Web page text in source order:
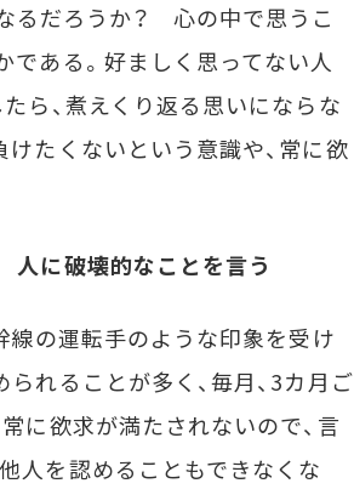
るだろうか？ 心の中で思うこ
である。好ましく思ってない人
ら、煮えくり返る思いにならな
たくないという意識や、常に欲
に破壊的なことを言う
の運転手のような印象を受け
れることが多く、毎月、3カ月ご
に欲求が満たされないので、言
人を認めることもできなくな